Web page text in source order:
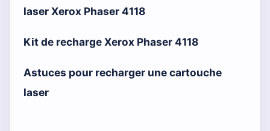
laser Xerox Phaser 4118
Kit de recharge Xerox Phaser 4118
Astuces pour recharger une cartouche
laser